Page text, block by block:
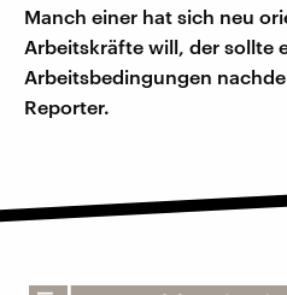
Manch einer hat sich neu
Arbeitskräfte will, der sollte
Arbeitsbedingungen
Reporter.